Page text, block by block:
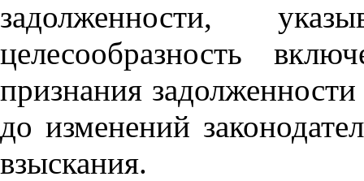
задолженности,
целесообразность
признания
до изменений
взыскания.